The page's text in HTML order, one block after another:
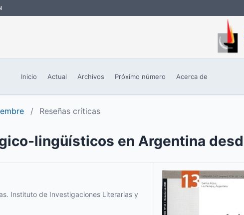
Inicio Actual Archivos Próximo número Acerca de
/ Reseñas críticas
lingüísticos en Argentina
Instituto de Investigaciones Literarias y